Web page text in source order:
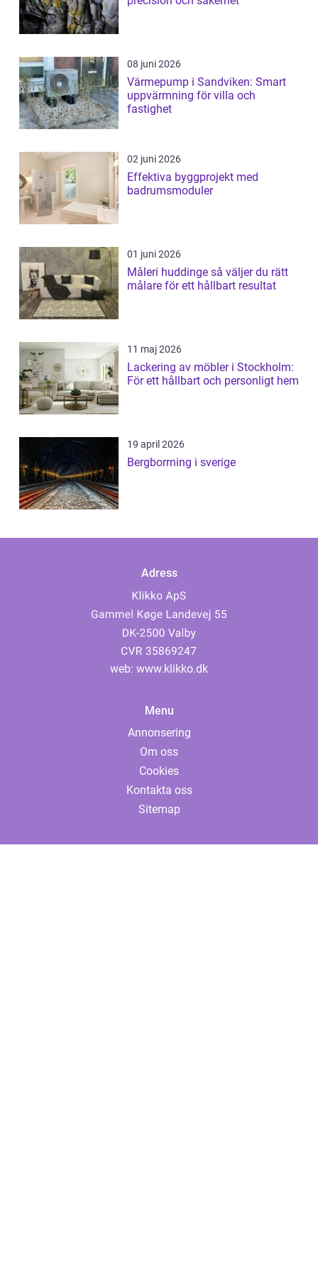
08 juni 2026
Värmepump i Sandviken: Smart
uppvärmning för villa och
fastighet
02 juni 2026
Effektiva byggprojekt med
badrumsmoduler
01 juni 2026
Måleri huddinge så väljer du rätt
målare för ett hållbart resultat
11 maj 2026
Lackering av möbler i Stockholm:
För ett hållbart och personligt hem
19 april 2026
Bergborrning i sverige
Adress
web: www.klikko.dk
Menu
Annonsering
Om oss
Cookies
Kontakta oss
Sitemap